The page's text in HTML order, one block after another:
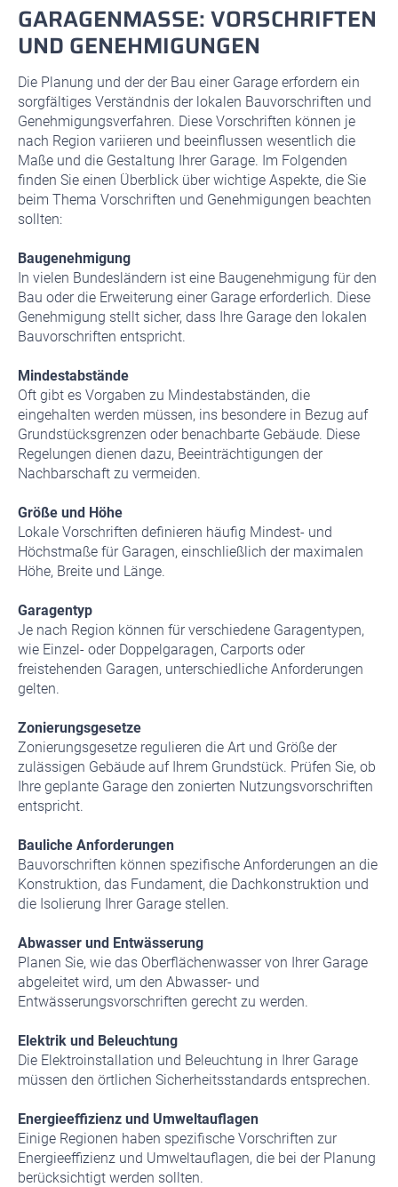
GARAGENMASSE: VORSCHRIFTEN U
ND GENEHMIGUNGEN
Die Planung und der der Bau einer Garage erfordern ein
sorgfältiges Verständnis der lokalen Bauvorschriften und
Genehmigungsverfahren. Diese Vorschriften können je
nach Region variieren und beeinflussen wesentlich die
Maße und die Gestaltung Ihrer Garage. Im Folgenden
finden Sie einen Überblick über wichtige Aspekte, die Sie
beim Thema Vorschriften und Genehmigungen beachten
sollten:
Baugenehmigung
In vielen Bundesländern ist eine Baugenehmigung für den
Bau oder die Erweiterung einer Garage erforderlich. Diese
Genehmigung stellt sicher, dass Ihre Garage den lokalen
Bauvorschriften entspricht.
Mindestabstände
Oft gibt es Vorgaben zu Mindestabständen, die
eingehalten werden müssen, ins besondere in Bezug auf
Grundstücksgrenzen oder benachbarte Gebäude. Diese
Regelungen dienen dazu, Beeinträchtigungen der
Nachbarschaft zu vermeiden.
Größe und Höhe
Lokale Vorschriften definieren häufig Mindest- und
Höchstmaße für Garagen, einschließlich der maximalen
Höhe, Breite und Länge.
Garagentyp
Je nach Region können für verschiedene Garagentypen,
wie Einzel- oder Doppelgaragen, Carports oder
freistehenden Garagen, unterschiedliche Anforderungen
gelten.
Zonierungsgesetze
Zonierungsgesetze regulieren die Art und Größe der
zulässigen Gebäude auf Ihrem Grundstück. Prüfen Sie, ob
Ihre geplante Garage den zonierten Nutzungsvorschriften
entspricht.
Bauliche Anforderungen
Bauvorschriften können spezifische Anforderungen an die
Konstruktion, das Fundament, die Dachkonstruktion und
die Isolierung Ihrer Garage stellen.
Abwasser und Entwässerung
Planen Sie, wie das Oberflächenwasser von Ihrer Garage
abgeleitet wird, um den Abwasser- und
Entwässerungsvorschriften gerecht zu werden.
Elektrik und Beleuchtung
Die Elektroinstallation und Beleuchtung in Ihrer Garage
müssen den örtlichen Sicherheitsstandards entsprechen.
Energieeffizienz und Umweltauflagen
Einige Regionen haben spezifische Vorschriften zur
Energieeffizienz und Umweltauflagen, die bei der Planung
berücksichtigt werden sollten.